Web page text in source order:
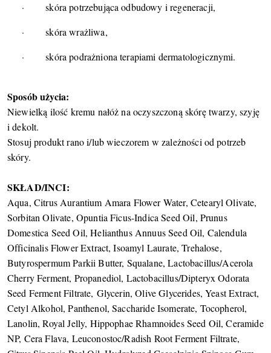
·
skóra potrzebująca odbudowy i regeneracji,
·
skóra wrażliwa,
·
skóra podrażniona terapiami dermatologicznymi.
Sposób użycia:
Niewielką ilość kremu nałóż na oczyszczoną skórę twarzy, szyję
i dekolt.
Stosuj produkt rano i/lub wieczorem w zależności od potrzeb
skóry.
SKŁAD/INCI:
Aqua, Citrus Aurantium Amara Flower Water, Cetearyl Olivate,
Sorbitan Olivate, Opuntia Ficus-Indica Seed Oil, Prunus
Domestica Seed Oil, Helianthus Annuus Seed Oil, Calendula
Officinalis Flower Extract, Isoamyl Laurate, Trehalose,
Butyrospermum Parkii Butter, Squalane, Lactobacillus/Acerola
Cherry Ferment, Propanediol, Lactobacillus/Dipteryx Odorata
Seed Ferment Filtrate, Glycerin, Olive Glycerides, Yeast Extract,
Cetyl Alkohol, Panthenol, Saccharide Isomerate, Tocopherol,
Lanolin, Royal Jelly, Hippophae Rhamnoides Seed Oil, Ceramide
NP, Cera Flava, Leuconostoc/Radish Root Ferment Filtrate,